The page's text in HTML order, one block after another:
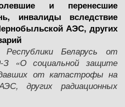
и перенесшие
, инвалиды вследствие
АЭС, других
Республики Беларусь от
З «О социальной защите
от катастрофы на
других радиационных